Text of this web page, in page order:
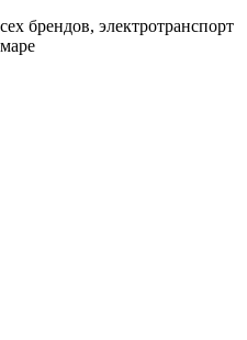
брендов, электротранспорт